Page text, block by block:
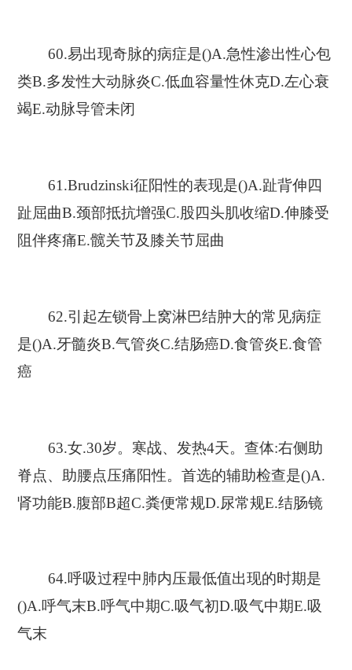
60.易出现奇脉的病症是()A.急性渗出性心包
类B.多发性大动脉炎C.低血容量性休克D.左心衰
竭E.动脉导管未闭
61.Brudzinski征阳性的表现是()A.趾背伸四
趾屈曲B.颈部抵抗增强C.股四头肌收缩D.伸膝受
阻伴疼痛E.髋关节及膝关节屈曲
62.引起左锁骨上窝淋巴结肿大的常见病症
是()A.牙髓炎B.气管炎C.结肠癌D.食管炎E.食管
癌
63.女.30岁。寒战、发热4天。查体:右侧助
脊点、助腰点压痛阳性。首选的辅助检查是()A.
肾功能B.腹部B超C.粪便常规D.尿常规E.结肠镜
64.呼吸过程中肺内压最低值出现的时期是
()A.呼气末B.呼气中期C.吸气初D.吸气中期E.吸
气末